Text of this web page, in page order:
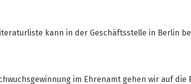
kann in der Geschäftsstelle in Berlin
im Ehrenamt gehen wir auf die